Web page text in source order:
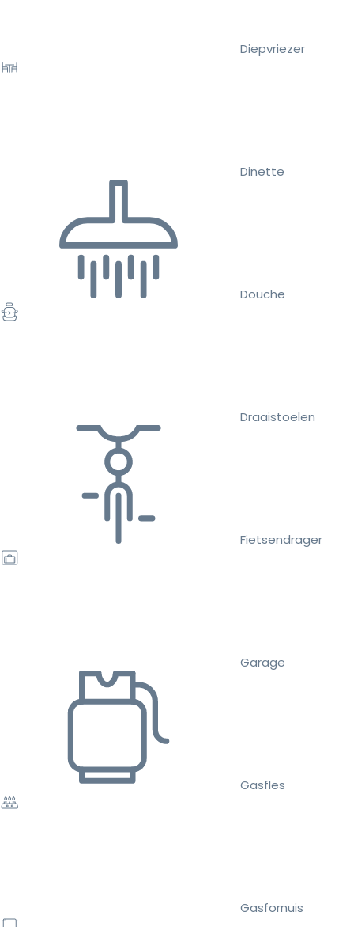
Diepvriezer
Dinette
Douche
Draaistoelen
Fietsendrager
Garage
Gasfles
Gasfornuis